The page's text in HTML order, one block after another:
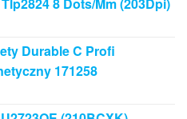
Durable C Profi
171258